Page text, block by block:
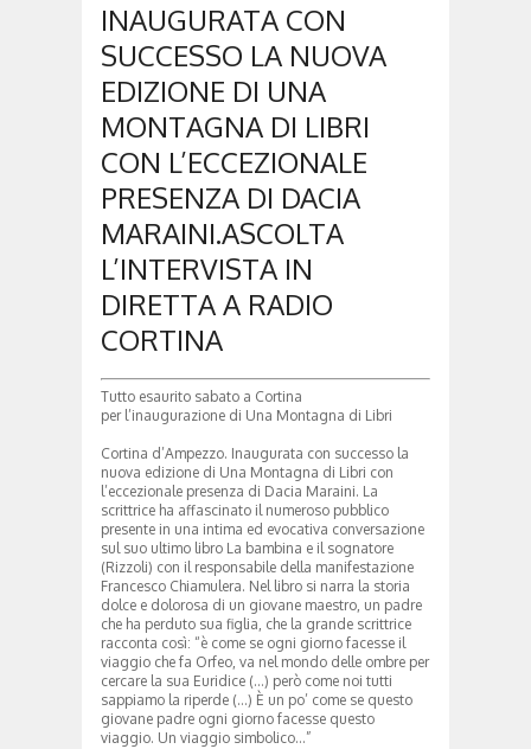
INAUGURATA CON
SUCCESSO LA NUOVA
EDIZIONE DI UNA
MONTAGNA DI LIBRI
CON L’ECCEZIONALE
PRESENZA DI DACIA
MARAINI.ASCOLTA
L’INTERVISTA IN
DIRETTA A RADIO
CORTINA
Tutto esaurito sabato a Cortina
per l’inaugurazione di Una Montagna di Libri
Cortina d’Ampezzo. Inaugurata con successo la
nuova edizione di Una Montagna di Libri con
l’eccezionale presenza di Dacia Maraini. La
scrittrice ha affascinato il numeroso pubblico
presente in una intima ed evocativa conversazione
sul suo ultimo libro La bambina e il sognatore
(Rizzoli) con il responsabile della manifestazione
Francesco Chiamulera. Nel libro si narra la storia
dolce e dolorosa di un giovane maestro, un padre
che ha perduto sua figlia, che la grande scrittrice
racconta così: “è come se ogni giorno facesse il
viaggio che fa Orfeo, va nel mondo delle ombre per
cercare la sua Euridice (…) però come noi tutti
sappiamo la riperde (…) È un po’ come se questo
giovane padre ogni giorno facesse questo
viaggio. Un viaggio simbolico…”